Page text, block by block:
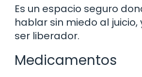
Es un espacio seguro
hablar sin miedo al juicio,
ser liberador.
Medicamentos